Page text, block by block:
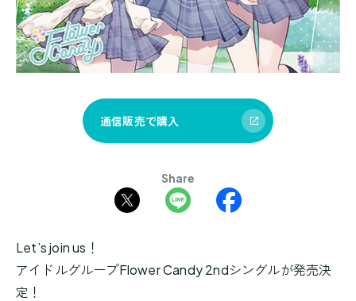
通信販売で購入
Share
Let’s join us！
アイドルグループFlower Candy 2ndシングルが発売決
定！